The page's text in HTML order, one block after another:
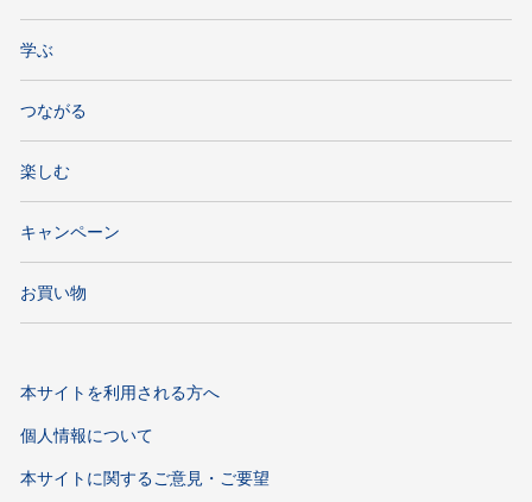
学ぶ
つながる
楽しむ
キャンペーン
お買い物
本サイトを利用される方へ
個人情報について
本サイトに関するご意見・ご要望